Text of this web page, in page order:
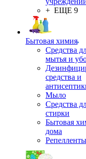
+ ЕЩЕ 9
Бытовая химия
Средства
мытья и
средства и
Мыло
Средства
стирки
Бытовая
дома
Репелленты